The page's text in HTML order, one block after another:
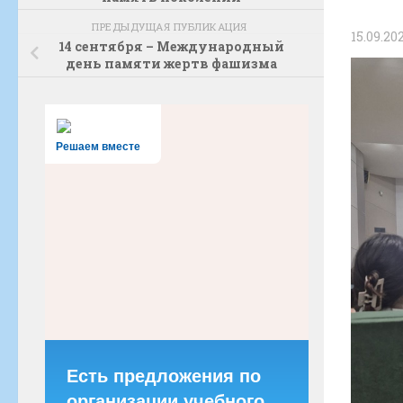
ПРЕДЫДУЩАЯ ПУБЛИКАЦИЯ
14 сентября – Международный
день памяти жертв фашизма
Решаем вместе
Есть предложения по